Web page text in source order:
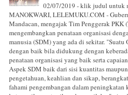
02/07/2019 - klik judul untuk
MANOKWARI, LELEMUKU.COM -
Mandacan, mengajak Tim Penggerak PKK
mengembangkan penataan organisasi
manusia (SDM) yang ada di sekitar. "Suatu
dengan baik bila didukung dengan
penataan organisasi yang baik serta
Aspek SDM baik dari sisi kuantitas
pengetahuan, keahlian dan sikap,
fahami pengembangan dalam peningkatan